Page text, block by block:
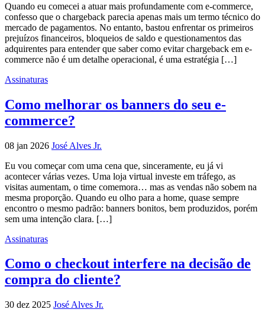
Quando eu comecei a atuar mais profundamente com e-commerce,
confesso que o chargeback parecia apenas mais um termo técnico do
mercado de pagamentos. No entanto, bastou enfrentar os primeiros
prejuízos financeiros, bloqueios de saldo e questionamentos das
adquirentes para entender que saber como evitar chargeback em e-
commerce não é um detalhe operacional, é uma estratégia […]
Assinaturas
Como melhorar os banners do seu e-
commerce?
08 jan 2026 José Alves Jr.
Eu vou começar com uma cena que, sinceramente, eu já vi
acontecer várias vezes. Uma loja virtual investe em tráfego, as
visitas aumentam, o time comemora… mas as vendas não sobem na
mesma proporção. Quando eu olho para a home, quase sempre
encontro o mesmo padrão: banners bonitos, bem produzidos, porém
sem uma intenção clara. […]
Assinaturas
Como o checkout interfere na decisão de
compra do cliente?
30 dez 2025 José Alves Jr.